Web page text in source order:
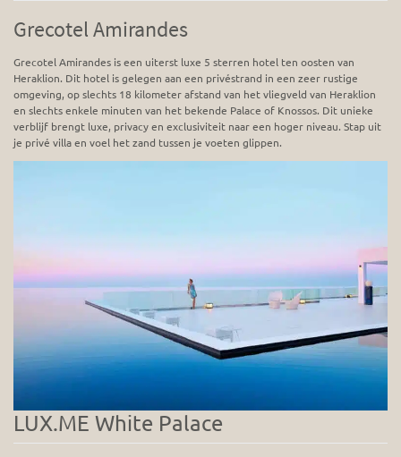
Grecotel Amirandes
Grecotel Amirandes is een uiterst luxe 5 sterren hotel ten oosten van
Heraklion. Dit hotel is gelegen aan een privéstrand in een zeer rustige
omgeving, op slechts 18 kilometer afstand van het vliegveld van Heraklion
en slechts enkele minuten van het bekende Palace of Knossos. Dit unieke
verblijf brengt luxe, privacy en exclusiviteit naar een hoger niveau. Stap uit
je privé villa en voel het zand tussen je voeten glippen.
LUX.ME White Palace